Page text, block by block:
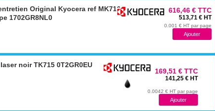
Original Kyocera ref MK716
1702GR8NL0
616,46 € TTC
513,71 € HT
0.001 € HT par page
noir TK715 0T2GR0EU
169,51 € TTC
141,25 € HT
0.0042 € HT par page